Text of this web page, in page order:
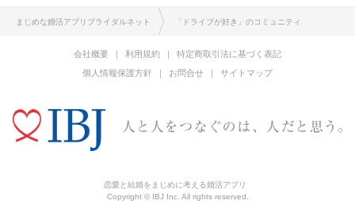
まじめな婚活アプリブライダルネット 「ドライブが好き」のコミュニティ
会社概要 利用規約
特定商取引法に基づく表記
個人情報保護方針
お問合せ サイトマップ
恋愛と結婚をまじめに考える婚活アプリ
Copyright © IBJ Inc. All rights reserved.